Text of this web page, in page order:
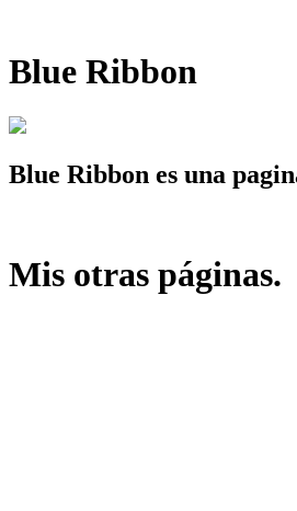
Blue Ribbon
Blue Ribbon es una
Mis otras páginas.